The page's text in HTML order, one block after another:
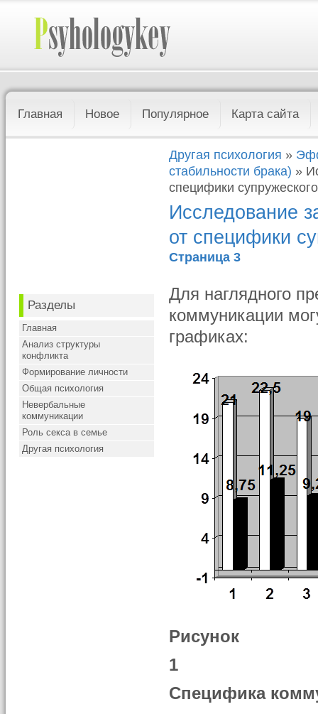
Главная Новое Популярное Карта сайта
Разделы
Главная
Анализ структуры
конфликта
Формирование личности
Общая психология
Невербальные
коммуникации
Роль секса в семье
Другая психология
Другая психология »
стабильности брака) »
специфики
Исследование
от специфики
Страница 3
Для наглядного
коммуникации
графиках:
Рисунок
1
Специфика